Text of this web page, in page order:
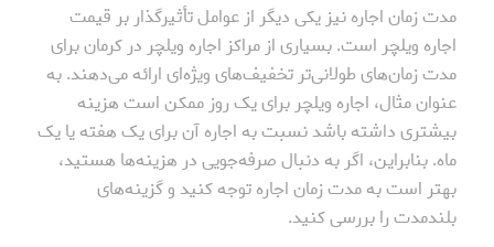
مدت زمان اجاره نیز یکی دیگر از عوامل تأثیرگذار بر قیمت
اجاره ویلچر است. بسیاری از مراکز اجاره ویلچر در کرمان برای
مدت زمان‌های طولانی‌تر تخفیف‌های ویژه‌ای ارائه می‌دهند. به
عنوان مثال، اجاره ویلچر برای یک روز ممکن است هزینه
بیشتری داشته باشد نسبت به اجاره آن برای یک هفته یا یک
ماه. بنابراین، اگر به دنبال صرفه‌جویی در هزینه‌ها هستید،
بهتر است به مدت زمان اجاره توجه کنید و گزینه‌های
بلندمدت را بررسی کنید.